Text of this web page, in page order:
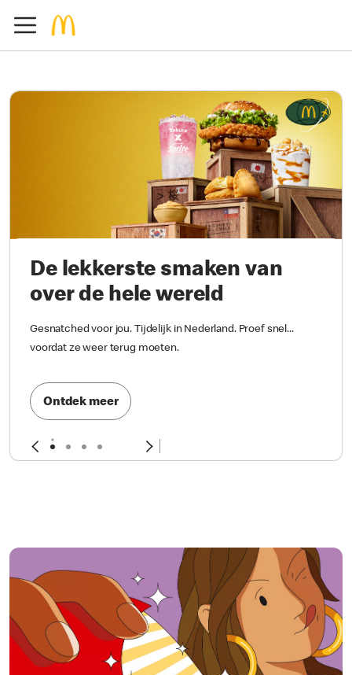
De lekkerste smaken van
over de hele wereld
Gesnatched voor jou. Tijdelijk in Nederland. Proef snel...
voordat ze weer terug moeten.
Ontdek meer